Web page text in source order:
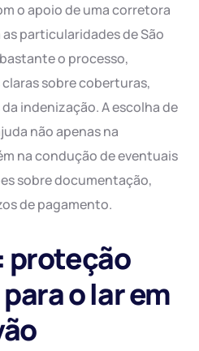
o apoio de uma corretora
particularidades de São
o processo,
sobre coberturas,
indenização. A escolha de
não apenas na
na condução de eventuais
sobre documentação,
de pagamento.
proteção
o lar em